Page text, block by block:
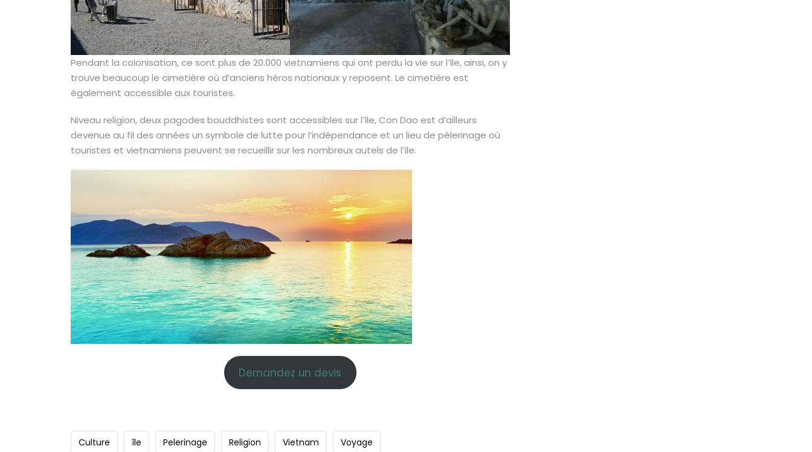
Pendant la colonisation, ce sont plus de 20.000 vietnamiens qui ont perdu la vie sur l’île, ainsi, on y
trouve beaucoup le cimetière où d’anciens héros nationaux y reposent. Le cimetière est
également accessible aux touristes.
Niveau religion, deux pagodes bouddhistes sont accessibles sur l’île, Con Dao est d’ailleurs
devenue au fil des années un symbole de lutte pour l’indépendance et un lieu de pèlerinage où
touristes et vietnamiens peuvent se recueillir sur les nombreux autels de l’île.
Demandez un devis
Culture île Pelerinage Religion Vietnam Voyage